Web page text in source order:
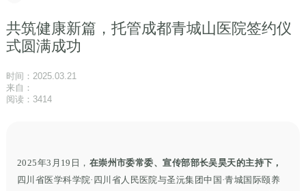
共筑健康新篇，托管成都青城山医院签约仪
式圆满成功
时间：2025.03.21
来自：
阅读：3414
2025年3月19日， 在崇州市委常委、宣传部部长吴昊天的主持下，
四川省医学科学院·四川省人民医院与圣沅集团中国·青城国际颐养